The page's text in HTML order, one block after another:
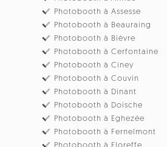
Photobooth à Assesse
Photobooth à Beauraing
Photobooth à Bièvre
Photobooth à Cerfontaine
Photobooth à Ciney
Photobooth à Couvin
Photobooth à Dinant
Photobooth à Doische
Photobooth à Eghezée
Photobooth à Fernelmont